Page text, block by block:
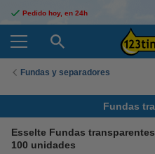
Pedido hoy, en 24h
Fundas y separadores
Fundas
Esselte Fundas
100 unidades